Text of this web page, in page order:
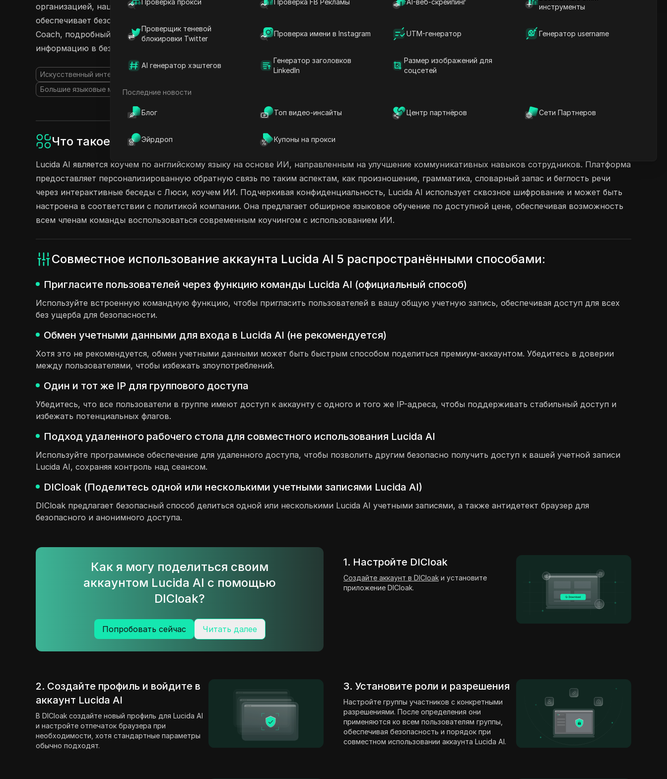
Проверка прокси Проверка FB Рекламы AI-веб-скрейпинг
инструменты
Проверщик теневой
блокировки Twitter
Проверка имени в Instagram UTM-генератор Генератор username
AI генератор хэштегов
Генератор заголовков
LinkedIn
Размер изображений для
соцсетей
Последние новости
Блог Топ видео-инсайты Центр партнёров Сети Партнеров
Эйрдроп Купоны на прокси
организацией, нацеленной на улучшение навыков командной коммуникации, Lucida AI
обеспечивает безопасный доступ для всех. Испытайте неограниченные сессии AI Speaking
Coach, подробный мониторинг прогресса и многое другое, при этом сохраняя вашу
информацию в безопасности. Начните делиться своими аккаунтами Lucida AI уже сегодня!
Искусственный интеллект коучинг Изучение языков с помощью ИИ
Распознавание речи ИИ
Большие языковые модели (LLMs)
AI Ассистент
Что такое Lucida AI?
Lucida AI является коучем по английскому языку на основе ИИ, направленным на улучшение коммуникативных навыков сотрудников. Платформа
предоставляет персонализированную обратную связь по таким аспектам, как произношение, грамматика, словарный запас и беглость речи
через интерактивные беседы с Люси, коучем ИИ. Подчеркивая конфиденциальность, Lucida AI использует сквозное шифрование и может быть
настроена в соответствии с политикой компании. Она предлагает обширное языковое обучение по доступной цене, обеспечивая возможность
всем членам команды воспользоваться современным коучингом с использованием ИИ.
Совместное использование аккаунта Lucida AI 5 распространёнными способами:
Пригласите пользователей через функцию команды Lucida AI (официальный способ)
Используйте встроенную командную функцию, чтобы пригласить пользователей в вашу общую учетную запись, обеспечивая доступ для всех
без ущерба для безопасности.
Обмен учетными данными для входа в Lucida AI (не рекомендуется)
Хотя это не рекомендуется, обмен учетными данными может быть быстрым способом поделиться премиум-аккаунтом. Убедитесь в доверии
между пользователями, чтобы избежать злоупотреблений.
Один и тот же IP для группового доступа
Убедитесь, что все пользователи в группе имеют доступ к аккаунту с одного и того же IP-адреса, чтобы поддерживать стабильный доступ и
избежать потенциальных флагов.
Подход удаленного рабочего стола для совместного использования Lucida AI
Используйте программное обеспечение для удаленного доступа, чтобы позволить другим безопасно получить доступ к вашей учетной записи
Lucida AI, сохраняя контроль над сеансом.
DICloak (Поделитесь одной или несколькими учетными записями Lucida AI)
DICloak предлагает безопасный способ делиться одной или несколькими Lucida AI учетными записями, а также антидетект браузер для
безопасного и анонимного доступа.
Как я могу поделиться своим
аккаунтом Lucida AI с помощью
DICloak?
Попробовать сейчас Читать далее
1. Настройте DICloak
Создайте аккаунт в DICloak и установите
приложение DICloak.
2. Создайте профиль и войдите в
аккаунт Lucida AI
В DICloak создайте новый профиль для Lucida AI
и настройте отпечаток браузера при
необходимости, хотя стандартные параметры
обычно подходят.
3. Установите роли и разрешения
Настройте группы участников с конкретными
разрешениями. После определения они
применяются ко всем пользователям группы,
обеспечивая безопасность и порядок при
совместном использовании аккаунта Lucida AI.